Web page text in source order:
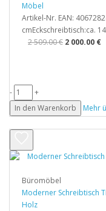
Möbel
Artikel-Nr. EAN:
cmEckschreibtisch:ca.
2 509.00 € 2 000.00 €
-
+
In den Warenkorb
Mehr
Büromöbel
Moderner Schreibtisch
Holz